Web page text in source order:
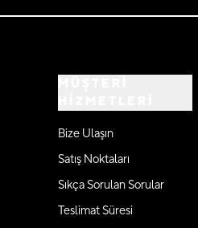
Bize Ulaşın
Satış Noktaları
Sıkça Sorulan Sorular
Teslimat Süresi